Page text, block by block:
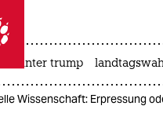
taz zahl ich
taz zahl ich
usa unter trump
Wissenschaft: Erpressung